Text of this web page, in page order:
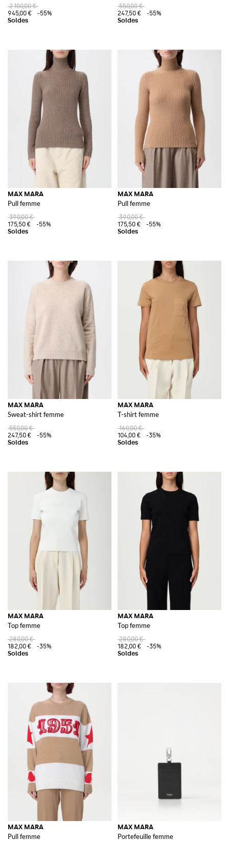
2 100,00 €
945,00 €
-55%
550,00 €
247,50 €
-55%
MAX MARA
Pull femme
390,00 €
175,50 €
-55%
MAX MARA
Pull femme
390,00 €
175,50 €
-55%
MAX MARA
Sweat-shirt femme
550,00 €
247,50 €
-55%
MAX MARA
T-shirt femme
160,00 €
104,00 €
-35%
MAX MARA
Top femme
280,00 €
182,00 €
-35%
MAX MARA
Top femme
280,00 €
182,00 €
-35%
MAX MARA
Pull femme
MAX MARA
Portefeuille femme